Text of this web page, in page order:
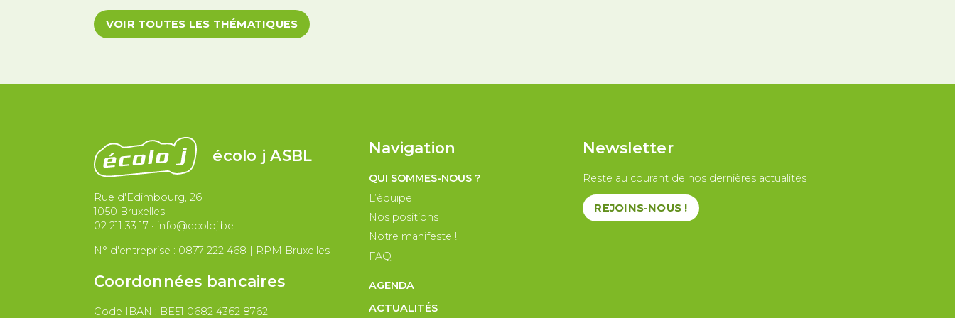
VOIR TOUTES LES THÉMATIQUES
écolo j ASBL
Rue d'Edimbourg, 26
1050 Bruxelles
02 211 33 17 • info@ecoloj.be
N° d'entreprise : 0877 222 468 | RPM Bruxelles
Coordonnées bancaires
Code IBAN : BE51 0682 4362 8762
Navigation
QUI SOMMES-NOUS ?
L’équipe
Nos positions
Notre manifeste !
FAQ
AGENDA
ACTUALITÉS
Newsletter
Reste au courant de nos dernières actualités
REJOINS-NOUS !